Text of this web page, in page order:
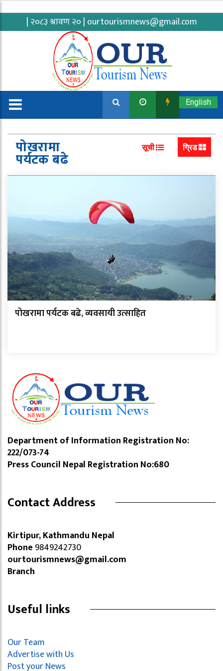
| २०८३ श्रावण २० | ourtourismnews@gmail.com
English
पोखरामा
पर्यटक बढे
सूची ग्रिड
पोखरामा पर्यटक बढे, व्यवसायी उत्साहित
Department of Information Registration No:
222/073-74
Press Council Nepal Registration No:680
Contact Address
Kirtipur, Kathmandu Nepal
Phone 9849242730
ourtourismnews@gmail.com
Branch
Useful links
Our Team
Advertise with Us
Post your News